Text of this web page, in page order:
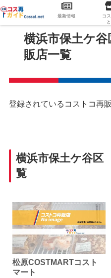
横浜市保土ケ
販店一覧
登録されているコストコ再
横浜市保土ケ谷
覧
松原COSTMARTコスト
マート
最新情報
コ